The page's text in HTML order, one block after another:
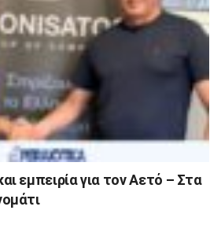
εμπειρία για τον Αετό – Στα